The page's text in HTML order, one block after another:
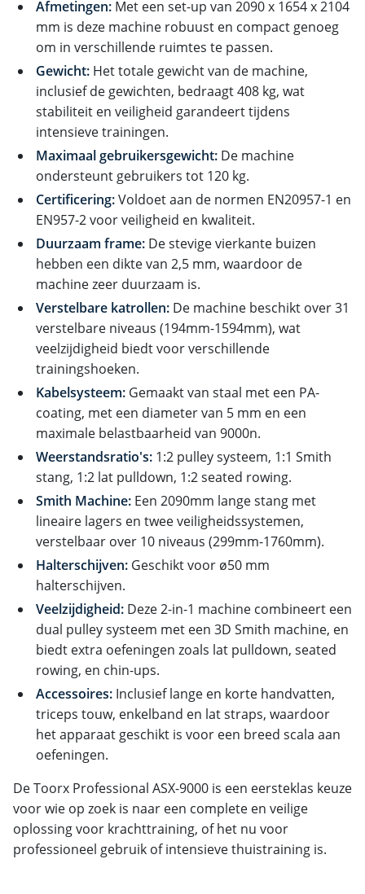
Afmetingen: Met een set-up van 2090 x 1654 x 2104
mm is deze machine robuust en compact genoeg
om in verschillende ruimtes te passen.
Gewicht: Het totale gewicht van de machine,
inclusief de gewichten, bedraagt 408 kg, wat
stabiliteit en veiligheid garandeert tijdens
intensieve trainingen.
Maximaal gebruikersgewicht: De machine
ondersteunt gebruikers tot 120 kg.
Certificering:Voldoet aan de normen EN20957-1 en
EN957-2 voor veiligheid en kwaliteit.
Duurzaam frame: De stevige vierkante buizen
hebben een dikte van 2,5 mm, waardoor de
machine zeer duurzaam is.
Verstelbare katrollen: De machine beschikt over 31
verstelbare niveaus (194mm-1594mm), wat
veelzijdigheid biedt voor verschillende
trainingshoeken.
Kabelsysteem: Gemaakt van staal met een PA-
coating, met een diameter van 5 mm en een
maximale belastbaarheid van 9000n.
Weerstandsratio's: 1:2 pulley systeem, 1:1 Smith
stang, 1:2 lat pulldown, 1:2 seated rowing.
Smith Machine: Een 2090mm lange stang met
lineaire lagers en twee veiligheidssystemen,
verstelbaar over 10 niveaus (299mm-1760mm).
Halterschijven: Geschikt voor ø50 mm
halterschijven.
Veelzijdigheid: Deze 2-in-1 machine combineert een
dual pulley systeem met een 3D Smith machine, en
biedt extra oefeningen zoals lat pulldown, seated
rowing, en chin-ups.
Accessoires: Inclusief lange en korte handvatten,
triceps touw, enkelband en lat straps, waardoor
het apparaat geschikt is voor een breed scala aan
oefeningen.
De Toorx Professional ASX-9000 is een eersteklas keuze
voor wie op zoek is naar een complete en veilige
oplossing voor krachttraining, of het nu voor
professioneel gebruik of intensieve thuistraining is.